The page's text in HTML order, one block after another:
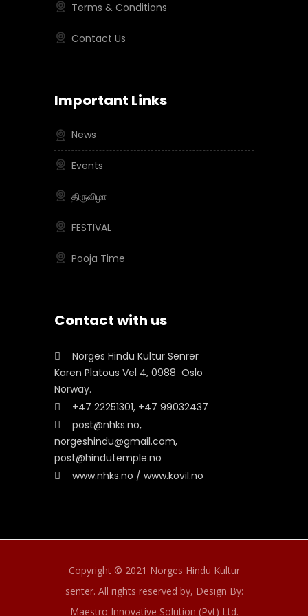
Terms & Conditions
Contact Us
Important Links
News
Events
திருவிழா
FESTIVAL
Pooja Time
Contact with us
Norges Hindu Kultur Senrer
Karen Platous Vel 4, 0988 Oslo
Norway.
+47 22251301, +47 99032437
post@nhks.no,
norgeshindu@gmail.com,
post@hindutemple.no
www.nhks.no / www.kovil.no
Copyright © 2021 Norges Hindu Kultur
senter. All rights reserved by, Design By:
Maestro Innovative Solution (Pvt) Ltd.